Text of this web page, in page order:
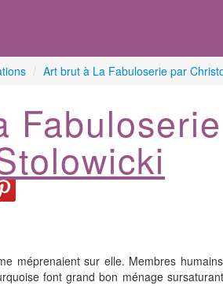
/ Art brut à La Fabuloserie par
méprenaient sur elle. Membres
font grand bon ménage